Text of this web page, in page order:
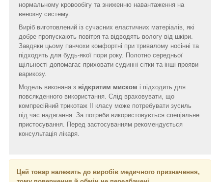
нормальному кровообігу та зниженню навантаження на
венозну систему.
Виріб виготовлений із сучасних еластичних матеріалів, які
добре пропускають повітря та відводять вологу від шкіри.
Завдяки цьому панчохи комфортні при тривалому носінні та
підходять для будь-якої пори року. Полотно середньої
щільності допомагає приховати судинні сітки та інші прояви
варикозу.
Модель виконана з відкритим миском і підходить для
повсякденного використання. Слід враховувати, що
компресійний трикотаж II класу може потребувати зусиль
під час надягання. За потреби використовується спеціальне
пристосування. Перед застосуванням рекомендується
консультація лікаря.
Цей товар належить до виробів медичного призначення,